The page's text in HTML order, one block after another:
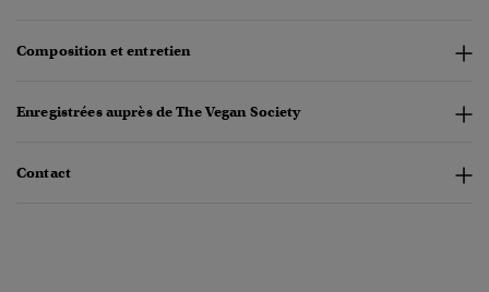
Composition et entretien
Enregistrées auprès de The Vegan Society
Contact